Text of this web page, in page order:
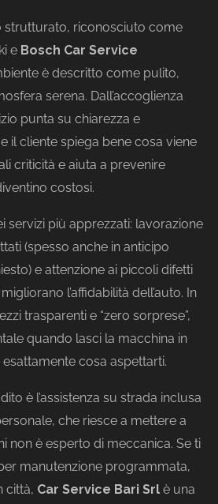
strutturato, riconosciuto come
e Bosch Car Service
è descritto come pulito,
serena. Dall’accoglienza
punta su chiarezza e
il cliente spiega bene cosa viene
criticità e aiuta a prevenire
costosi.
servizi più apprezzati: lavorazione
(spesso anche in anticipo
e attenzione ai piccoli difetti
l’affidabilità dell’auto. In
trasparenti e “zero sorprese”,
quando lasci la macchina in
cosa aspettarti.
è l’assistenza su strada inclusa
che riesce a mettere a
non è esperto di meccanica. Se ti
manutenzione programmata,
città, Car Service Bari Srl è una